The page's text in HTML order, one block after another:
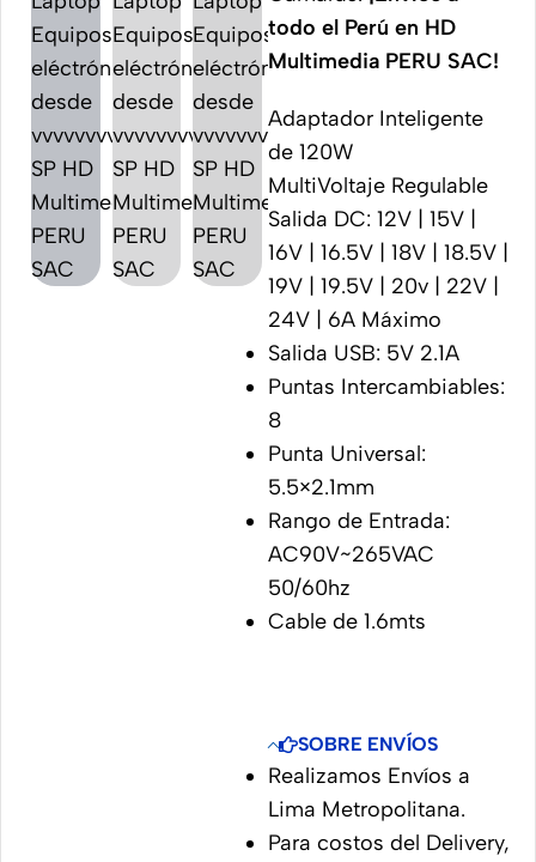
todo el Perú en HD
Multimedia PERU SAC!
Adaptador Inteligente
de 120W
MultiVoltaje Regulable
Salida DC: 12V | 15V |
16V | 16.5V | 18V | 18.5V |
19V | 19.5V | 20v | 22V |
24V | 6A Máximo
Salida USB: 5V 2.1A
Puntas Intercambiables:
8
Punta Universal:
5.5×2.1mm
Rango de Entrada:
AC90V~265VAC
50/60hz
Cable de 1.6mts
SOBRE ENVÍOS
Realizamos Envíos a
Lima Metropolitana.
Para costos del Delivery,